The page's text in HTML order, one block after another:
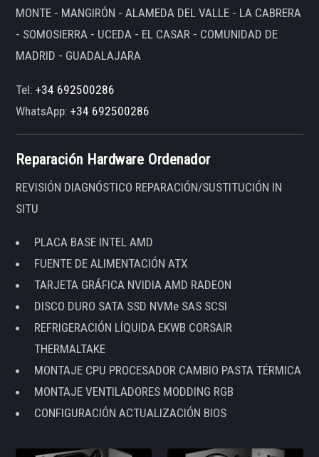
MONTE - MANGIRÓN - ALAMEDA DEL VALLE - LA CABRERA
- SOMOSIERRA - UCEDA - EL CASAR - COMUNIDAD DE
MADRID - GUADALAJARA
Tel:+34 692500286
WhatsApp:+34 692500286
Reparación Hardware Ordenador
REVISIÓN DIAGNÓSTICO REPARACIÓN/SUSTITUCIÓN IN
SITU
PLACA BASE INTEL AMD
FUENTE DE ALIMENTACIÓN ATX
TARJETA GRÁFICA NVIDIA AMD RADEON
DISCO DURO SATA SSD NVMe SAS SCSI
REFRIGERACIÓN LÍQUIDA EKWB CORSAIR
THERMALTAKE
MONTAJE CPU PROCESADOR CAMBIO PASTA TÉRMICA
MONTAJE VENTILADORES MODDING RGB
CONFIGURACIÓN ACTUALIZACIÓN BIOS